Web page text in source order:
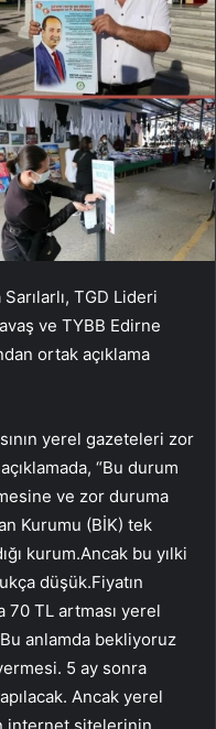
TGD Lideri
ve TYBB Edirne
ortak açıklama
yerel gazeteleri zor
“Bu durum
ve zor duruma
Kurumu (BİK) tek
kurum.Ancak bu yılki
düşük.Fiyatın
70 TL artması yerel
anlamda bekliyoruz
5 ay sonra
Ancak yerel
internet sitelerinin